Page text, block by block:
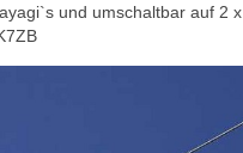
und umschaltbar auf 2